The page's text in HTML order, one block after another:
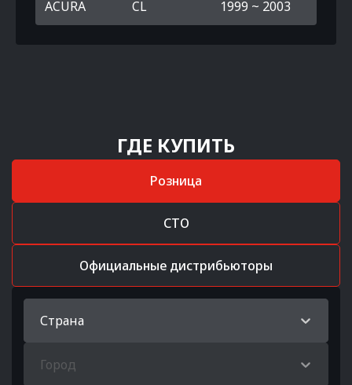
ACURA CL 1999 ~ 2003
ГДЕ КУПИТЬ
Розница
СТО
Официальные дистрибьюторы
Страна
Город